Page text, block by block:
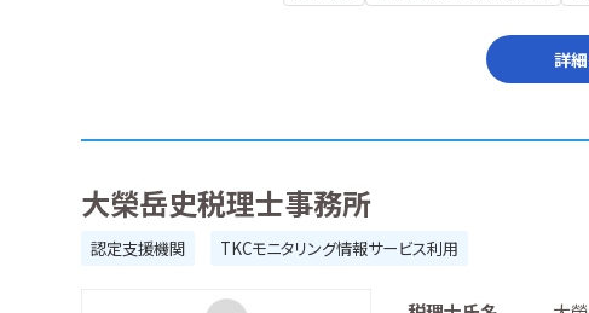
詳
大榮岳史税理士事務所
認定支援機関 TKCモニタリング情報サービス利用